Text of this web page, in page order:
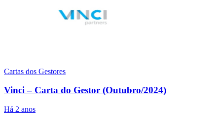
Cartas dos Gestores
Vinci – Carta do Gestor (Outubro/2024)
Há 2 anos